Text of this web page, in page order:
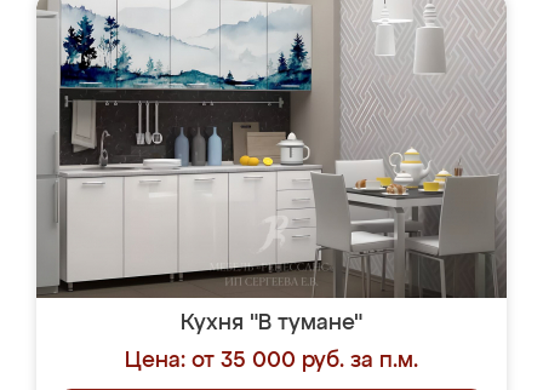
Кухня "В тумане"
Цена: от 35 000 руб. за п.м.